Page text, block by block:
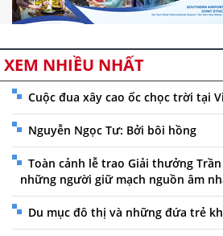
XEM NHIỀU NHẤT
Cuộc đua xây cao ốc chọc trời tại
Nguyễn Ngọc Tư: Bởi bôi hồng
Toàn cảnh lễ trao Giải thưởng
những người giữ mạch nguồn âm
Du mục đô thị và những đứa trẻ